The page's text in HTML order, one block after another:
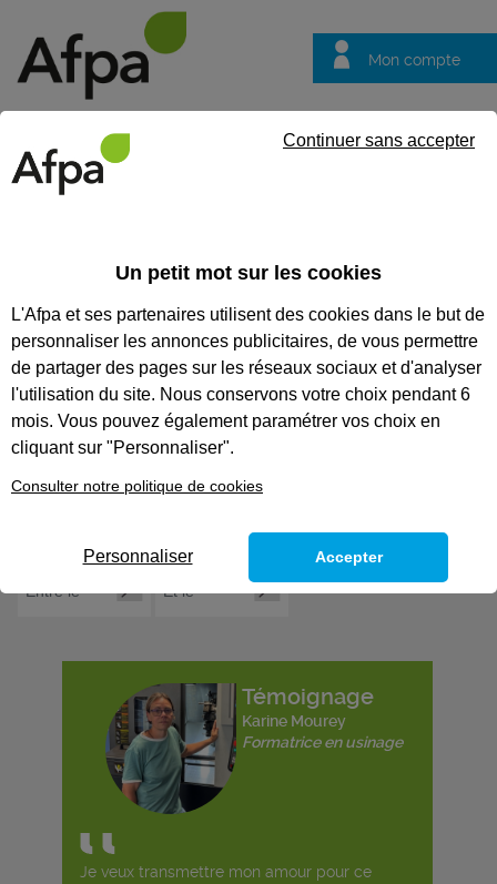
Mon compte
questions
ACTUALITÉS
Recherchez une actualité
Tout supprimer
Témoignage
Karine Mourey
Formatrice en usinage
Je veux transmettre mon amour pour ce
Un petit mot sur les cookies
L'Afpa et ses partenaires utilisent des cookies dans le but de
personnaliser les annonces publicitaires, de vous permettre
de partager des pages sur les réseaux sociaux et d'analyser
l'utilisation du site. Nous conservons votre choix pendant 6
mois. Vous pouvez également paramétrer vos choix en
cliquant sur "Personnaliser".
Consulter notre politique de cookies
Continuer sans accepter
Personnaliser Accepter